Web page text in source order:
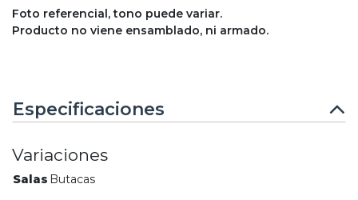
Foto referencial, tono puede variar.
Producto no viene ensamblado, ni armado.
Especificaciones
Variaciones
Salas Butacas